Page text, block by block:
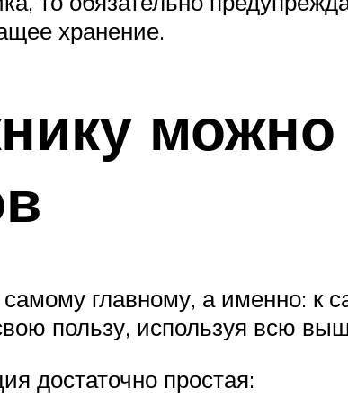
хранение.
можно
главному, а именно: к
пользу, используя всю
достаточно простая: